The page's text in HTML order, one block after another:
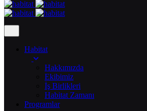
Habitat
Hakkımızda
Ekibimiz
İş Birlikleri
Habitat Zamanı
Programlar